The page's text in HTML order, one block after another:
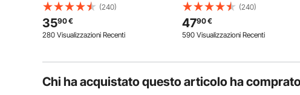
Autoadesivo Antiscivolo 14400
cm² Tappeto Marino per Barche,
Yacht, Pontoni, Coperte di Kayak
(240)
3590€
280 Visualizzazioni Recenti
Autoadesivo Antiscivolo
Tappeto Marino per Barche Yacht
Pontoni Coperte per Kayak
(240)
4790€
590 Visualizzazioni Recenti
Chi ha acquistato questo articolo ha